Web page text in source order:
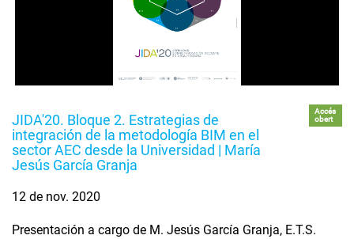
JIDA'20. Bloque 2. Estrategias de
integración de la metodología BIM en el
sector AEC desde la Universidad | María
Jesús García Granja
Accés
obert
12 de nov. 2020
Presentación a cargo de M. Jesús García Granja, E.T.S.